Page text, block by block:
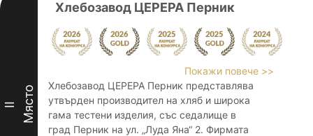
II Място
Хлебозавод ЦЕРЕРА Перник
Покажи повече >>
Хлебозавод ЦЕРЕРА Перник представлява
утвърден производител на хляб и широка
гама тестени изделия, със седалище в
град Перник на ул. „Луда Яна“ 2. Фирмата